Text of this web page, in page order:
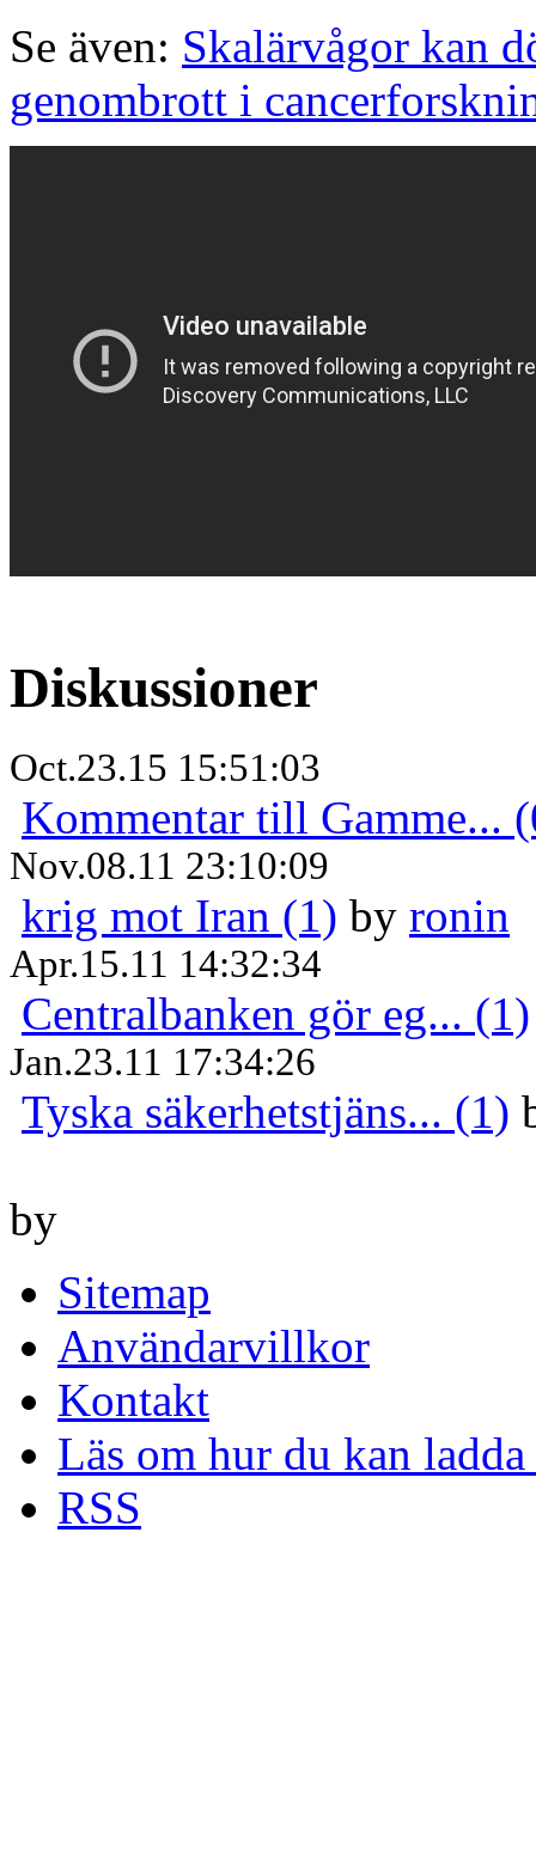
Se även: Skalärvågor kan
genombrott i
Diskussioner
Oct.23.15 15:51:03
Kommentar till Gamme...
Nov.08.11 23:10:09
krig mot Iran (1) by ronin
Apr.15.11 14:32:34
Centralbanken gör eg... (1)
Jan.23.11 17:34:26
Tyska säkerhetstjäns... (1)
by
Sitemap
Användarvillkor
Kontakt
Läs om hur du kan
RSS